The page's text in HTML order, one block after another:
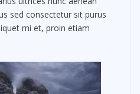
sed consectetur sit purus
mi et, proin etiam